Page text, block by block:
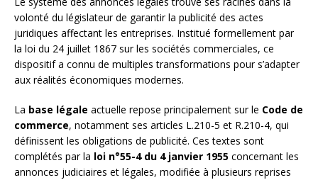
volonté du législateur de garantir la publicité des actes
juridiques affectant les entreprises. Institué formellement par
la loi du 24 juillet 1867 sur les sociétés commerciales, ce
dispositif a connu de multiples transformations pour s’adapter
aux réalités économiques modernes.
La base légale actuelle repose principalement sur le Code de
commerce, notamment ses articles L.210-5 et R.210-4, qui
définissent les obligations de publicité. Ces textes sont
complétés par la loi n°55-4 du 4 janvier 1955 concernant les
annonces judiciaires et légales, modifiée à plusieurs reprises